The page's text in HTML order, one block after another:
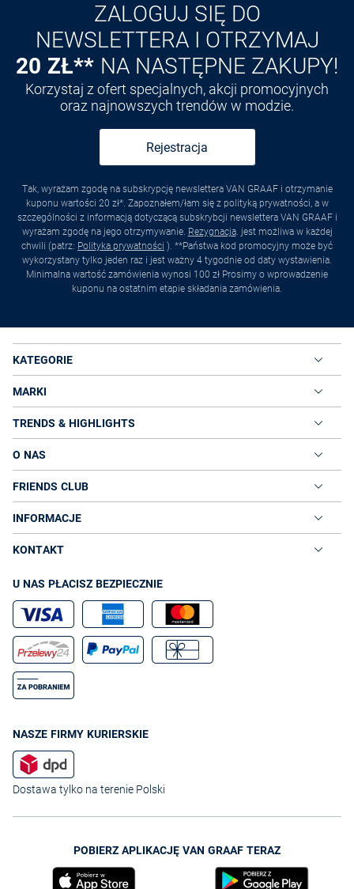
ZALOGUJ SIĘ DO
NEWSLETTERA I OTRZYMAJ
20 ZŁ** NA NASTĘPNE ZAKUPY!
Korzystaj z ofert specjalnych, akcji promocyjnych
oraz najnowszych trendów w modzie.
Rejestracja
Tak, wyrażam zgodę na subskrypcję newslettera VAN GRAAF i otrzymanie
kuponu wartości 20 zł*. Zapoznałem/łam się z polityką prywatności, a w
szczególności z informacją dotyczącą subskrybcji newslettera VAN GRAAF i
wyrażam zgodę na jego otrzymywanie. Rezygnacja. jest możliwa w każdej
chwili (patrz: Polityka prywatności ). **Państwa kod promocyjny może być
wykorzystany tylko jeden raz i jest ważny 4 tygodnie od daty wystawienia.
Minimalna wartość zamówienia wynosi 100 zł Prosimy o wprowadzenie
kuponu na ostatnim etapie składania zamówienia.
KATEGORIE
MARKI
TRENDS & HIGHLIGHTS
O NAS
FRIENDS CLUB
INFORMACJE
KONTAKT
U NAS PŁACISZ BEZPIECZNIE
NASZE FIRMY KURIERSKIE
Dostawa tylko na terenie Polski
POBIERZ APLIKACJĘ VAN GRAAF TERAZ